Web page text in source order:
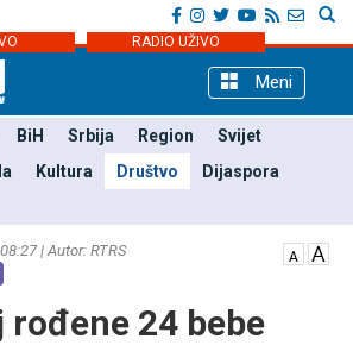
RADIO UŽIVO
Meni
BiH Srbija Region
Svijet
Kultura Društvo
Dijaspora
| Autor: RTRS
rođene 24 bebe